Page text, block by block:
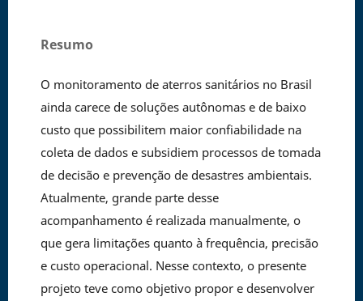
Resumo
O monitoramento de aterros sanitários no Brasil
ainda carece de soluções autônomas e de baixo
custo que possibilitem maior confiabilidade na
coleta de dados e subsidiem processos de tomada
de decisão e prevenção de desastres ambientais.
Atualmente, grande parte desse
acompanhamento é realizada manualmente, o
que gera limitações quanto à frequência, precisão
e custo operacional. Nesse contexto, o presente
projeto teve como objetivo propor e desenvolver